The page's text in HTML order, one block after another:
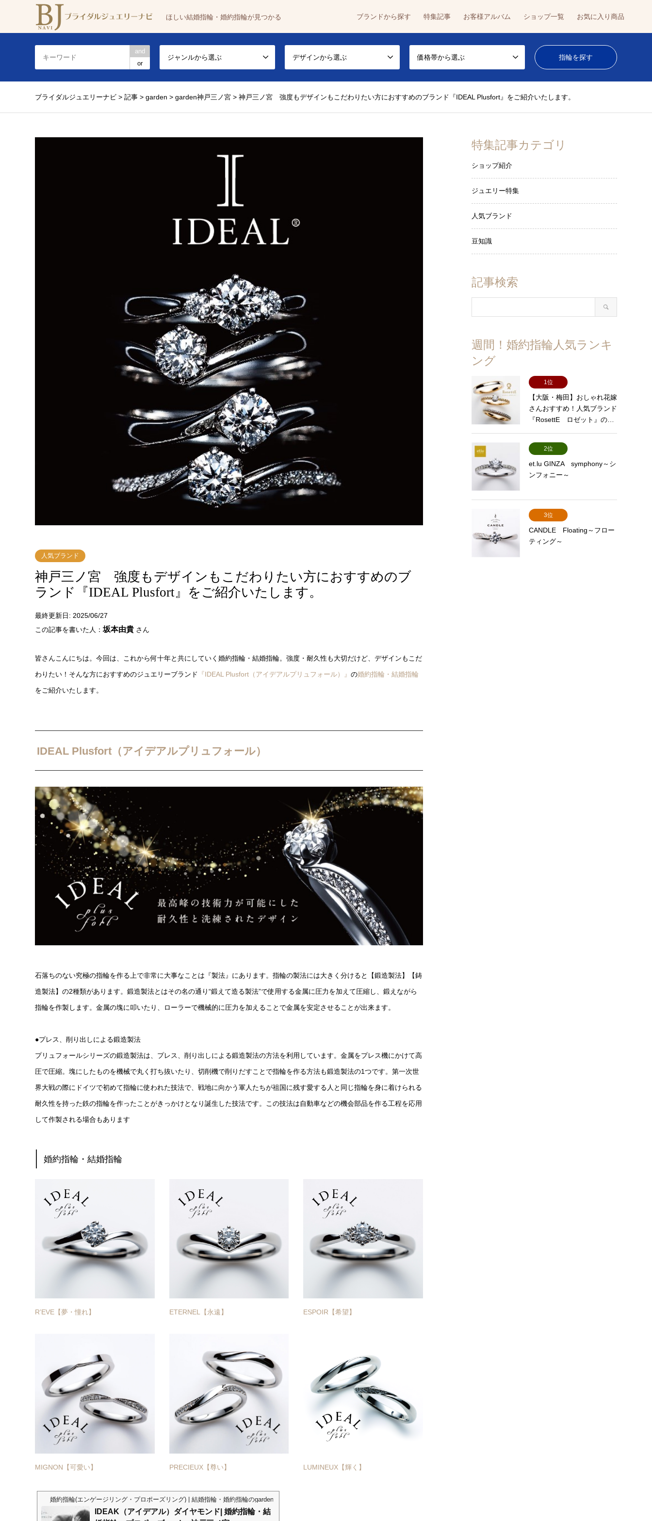
ほしい結婚指輪・婚約指輪が見つかる ブランドから探す 特集記事 お客様アルバム ショップ一覧 お気に入り商品
and
or
ジャンルから選ぶ デザインから選ぶ 価格帯から選ぶ
ブライダルジュエリーナビ > 記事 > garden > garden神戸三ノ宮 > 神戸三ノ宮 強度もデザインもこだわりたい方におすすめのブランド『IDEAL Plusfort』をご紹介いたします。
人気ブランド
神戸三ノ宮 強度もデザインもこだわりたい方におすすめのブ
ランド『IDEAL Plusfort』をご紹介いたします。
最終更新日: 2025/06/27
この記事を書いた人： 坂本由貴 さん
皆さんこんにちは。今回は、これから何十年と共にしていく婚約指輪・結婚指輪。強度・耐久性も大切だけど、デザインもこだ
わりたい！そんな方におすすめのジュエリーブランド 『IDEAL Plusfort（アイデアルプリュフォール）』 の婚約指輪・結婚指輪
をご紹介いたします。
IDEAL Plusfort（アイデアルプリュフォール）
石落ちのない究極の指輪を作る上で非常に大事なことは『製法』にあります。指輪の製法には大きく分けると【鍛造製法】【鋳
造製法】の2種類があります。鍛造製法とはその名の通り“鍛えて造る製法”で使用する金属に圧力を加えて圧縮し、鍛えながら
指輪を作製します。金属の塊に叩いたり、ローラーで機械的に圧力を加えることで金属を安定させることが出来ます。
●プレス、削り出しによる鍛造製法
プリュフォールシリーズの鍛造製法は、プレス、削り出しによる鍛造製法の方法を利用しています。金属をプレス機にかけて高
圧で圧縮。塊にしたものを機械で丸く打ち抜いたり、切削機で削りだすことで指輪を作る方法も鍛造製法の1つです。第一次世
界大戦の際にドイツで初めて指輪に使われた技法で、戦地に向かう軍人たちが祖国に残す愛する人と同じ指輪を身に着けられる
耐久性を持った鉄の指輪を作ったことがきっかけとなり誕生した技法です。この技法は自動車などの機会部品を作る工程を応用
して作製される場合もあります
婚約指輪・結婚指輪
R’EVE【夢・憧れ】 ETERNEL【永遠】 ESPOIR【希望】
MIGNON【可愛い】 PRECIEUX【尊い】 LUMINEUX【輝く】
婚約指輪(エンゲージリング・プロポーズリング) | 結婚指輪・婚約指輪のgarden神戸三ノ宮
IDEAK（アイデアル）ダイヤモンド| 婚約指輪・結
特集記事カテゴリ
ショップ紹介
ジュエリー特集
人気ブランド
豆知識
記事検索
週間！婚約指輪人気ランキ
ング
1位
【大阪・梅田】おしゃれ花嫁
さんおすすめ！人気ブランド
『RosettE ロゼット』の…
2位
et.lu GINZA symphony～シ
ンフォニー～
3位
CANDLE Floating～フロー
ティング～